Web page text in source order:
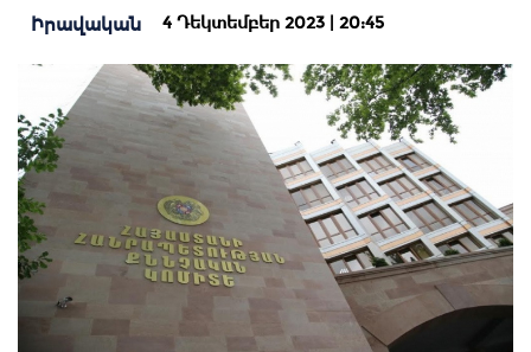
Իրավական 4 Դեկտեմբեր 2023 | 20:45